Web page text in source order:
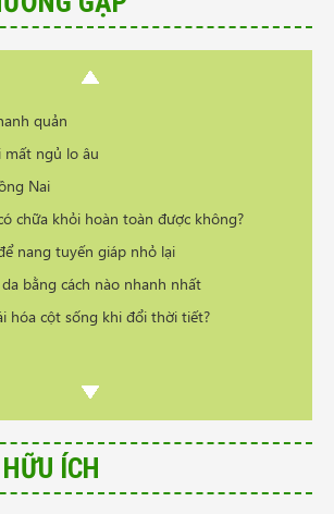
bằng cách nào nhanh nhất
hóa cột sống khi đổi thời tiết?
phẩm trị vẩy nến da đầu
quản
ngủ lo âu
Nai
chữa khỏi hoàn toàn được không?
nang tuyến giáp nhỏ lại
bằng cách nào nhanh nhất
hóa cột sống khi đổi thời tiết?
ÍCH